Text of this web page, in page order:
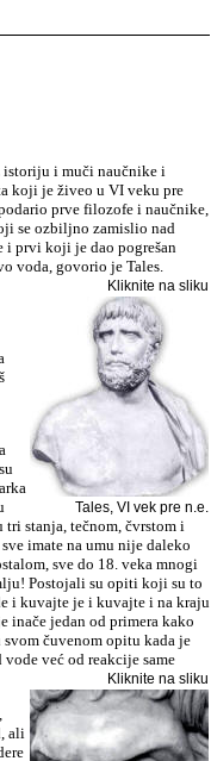
istoriju i muči naučnike i
koji je živeo u VI veku pre
prve filozofe i naučnike,
se ozbiljno zamislio nad
i prvi koji je dao pogrešan
voda, govorio je Tales.
Kliknite na sliku
Tales, VI vek pre n.e.
tri stanja, tečnom, čvrstom i
imate na umu nije daleko
sve do 18. veka mnogi
Postojali su opiti koji su to
i kuvajte je i kuvajte i na kraju
inače jedan od primera kako
čuvenom opitu kada je
već od reakcije same
Kliknite na sliku
ali